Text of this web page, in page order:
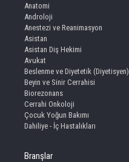
Anatomi
Androloji
Anestezi ve Reanimasyon
Asistan
Asistan Diş Hekimi
Avukat
Beslenme ve Diyetetik (Diyetisyen)
Beyin ve Sinir Cerrahisi
Biorezonans
Cerrahi Onkoloji
Çocuk Yoğun Bakımı
Dahiliye - İç Hastalıkları
Branşlar